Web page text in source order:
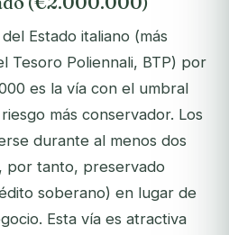
Estado italiano (más
Tesoro Poliennali, BTP) por
es la vía con el umbral
más conservador. Los
durante al menos dos
por tanto, preservado
soberano) en lugar de
Esta vía es atractiva